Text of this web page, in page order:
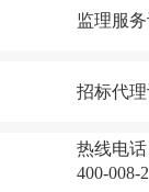
监理服
招标代
热线电话
400-008-